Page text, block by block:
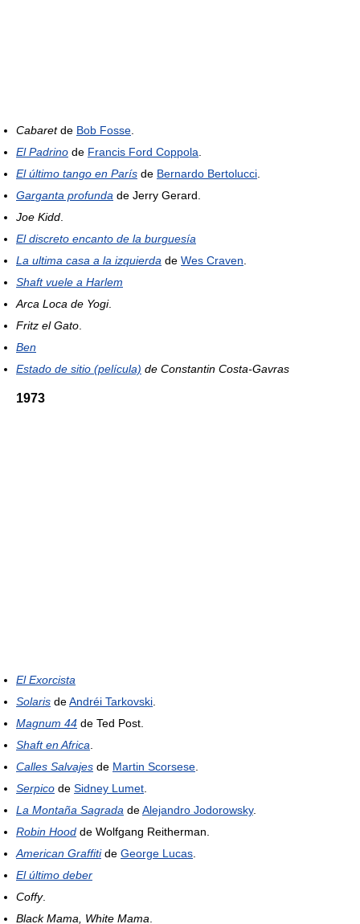
Cabaretde Bob Fosse.
El Padrino de Francis Ford Coppola.
El último tango en París de Bernardo Bertolucci.
Garganta profunda de Jerry Gerard.
Joe Kidd.
El discreto encanto de la burguesía
La ultima casa a la izquierda de Wes Craven.
Shaft vuele a Harlem
Arca Loca de Yogi.
Fritz el Gato.
Ben
Estado de sitio (película) de Constantin Costa-Gavras
1973
El Exorcista
Solaris deAndréi Tarkovski.
Magnum 44 de Ted Post.
Shaft en Africa.
Calles Salvajes de Martin Scorsese.
Serpico de Sidney Lumet.
La Montaña Sagrada deAlejandro Jodorowsky.
Robin Hood de Wolfgang Reitherman.
American Graffitide George Lucas.
El último deber
Coffy.
Black Mama, White Mama.